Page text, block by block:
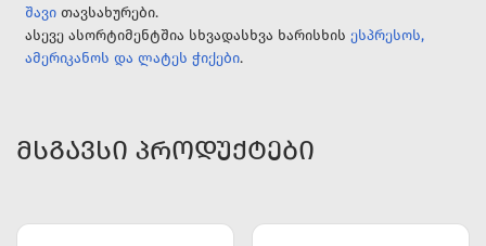
შავი თავსახურები.
ასევე ასორტიმენტშია სხვადასხვა ხარისხის ესპრესოს,
ამერიკანოს და ლატეს ჭიქები.
ᲛᲡᲒᲐᲕᲡᲘ ᲞᲠᲝᲓᲣᲥᲢᲔᲑᲘ